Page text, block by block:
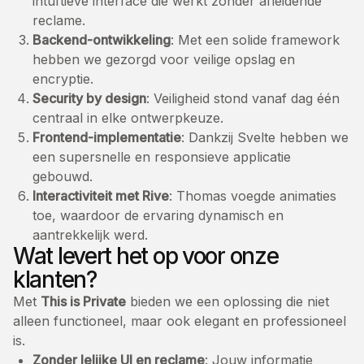
reclame.
Backend-ontwikkeling: Met een solide framework
hebben we gezorgd voor veilige opslag en
encryptie.
Security by design: Veiligheid stond vanaf dag één
centraal in elke ontwerpkeuze.
Frontend-implementatie: Dankzij Svelte hebben we
een supersnelle en responsieve applicatie
gebouwd.
Interactiviteit met Rive: Thomas voegde animaties
toe, waardoor de ervaring dynamisch en
aantrekkelijk werd.
Wat levert het op voor onze
klanten?
Met This is Private bieden we een oplossing die niet
alleen functioneel, maar ook elegant en professioneel
is.
Zonder lelijke UI en reclame: Jouw informatie